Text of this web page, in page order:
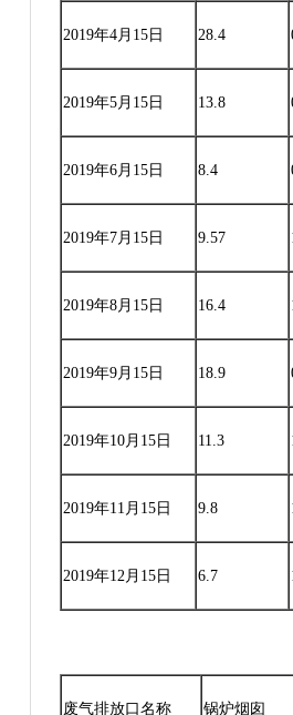
2019年4月15日 28.4
2019年5月15日 13.8
2019年6月15日 8.4
2019年7月15日 9.57
2019年8月15日 16.4
2019年9月15日 18.9
2019年10月15日 11.3
2019年11月15日 9.8
2019年12月15日 6.7
废气排放口名称 锅炉烟囱